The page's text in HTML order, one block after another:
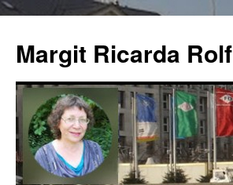
springen
Margit Ricarda Rolf